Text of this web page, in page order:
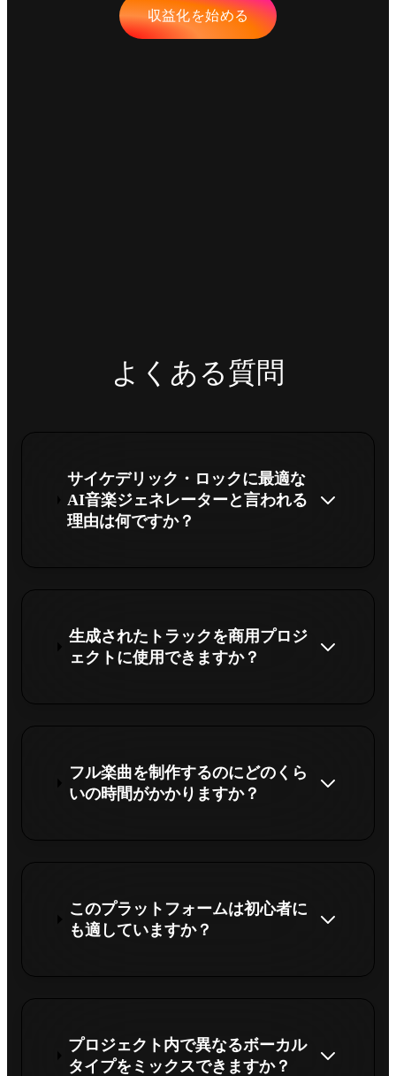
収益化を始める
よくある質問
サイケデリック・ロックに最適な
AI音楽ジェネレーターと言われる
理由は何ですか？
生成されたトラックを商用プロジ
ェクトに使用できますか？
フル楽曲を制作するのにどのくら
いの時間がかかりますか？
このプラットフォームは初心者に
も適していますか？
プロジェクト内で異なるボーカル
タイプをミックスできますか？